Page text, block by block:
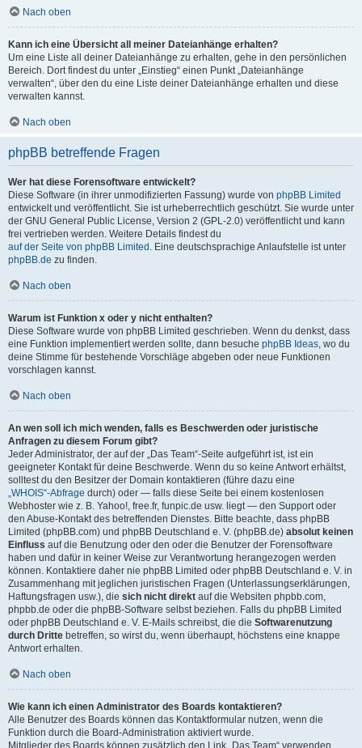
Nach oben
Kann ich eine Übersicht all meiner Dateianhänge erhalten?
Um eine Liste all deiner Dateianhänge zu erhalten, gehe in den persönlichen
Bereich. Dort findest du unter „Einstieg“ einen Punkt „Dateianhänge
verwalten“, über den du eine Liste deiner Dateianhänge erhalten und diese
verwalten kannst.
Nach oben
phpBB betreffende Fragen
Wer hat diese Forensoftware entwickelt?
Diese Software (in ihrer unmodifizierten Fassung) wurde von phpBB Limited
entwickelt und veröffentlicht. Sie ist urheberrechtlich geschützt. Sie wurde unter
der GNU General Public License, Version 2 (GPL-2.0) veröffentlicht und kann
frei vertrieben werden. Weitere Details findest du
auf der Seite von phpBB Limited . Eine deutschsprachige Anlaufstelle ist unter
phpBB.de zu finden.
Nach oben
Warum ist Funktion x oder y nicht enthalten?
Diese Software wurde von phpBB Limited geschrieben. Wenn du denkst, dass
eine Funktion implementiert werden sollte, dann besuche phpBB Ideas, wo du
deine Stimme für bestehende Vorschläge abgeben oder neue Funktionen
vorschlagen kannst.
Nach oben
An wen soll ich mich wenden, falls es Beschwerden oder juristische
Anfragen zu diesem Forum gibt?
Jeder Administrator, der auf der „Das Team“-Seite aufgeführt ist, ist ein
geeigneter Kontakt für deine Beschwerde. Wenn du so keine Antwort erhältst,
solltest du den Besitzer der Domain kontaktieren (führe dazu eine
„WHOIS“-Abfrage durch) oder — falls diese Seite bei einem kostenlosen
Webhoster wie z. B. Yahoo!, free.fr, funpic.de usw. liegt — den Support oder
den Abuse-Kontakt des betreffenden Dienstes. Bitte beachte, dass phpBB
Limited (phpBB.com) und phpBB Deutschland e. V. (phpBB.de) absolut keinen
Einfluss auf die Benutzung oder den oder die Benutzer der Forensoftware
haben und dafür in keiner Weise zur Verantwortung herangezogen werden
können. Kontaktiere daher nie phpBB Limited oder phpBB Deutschland e. V. in
Zusammenhang mit jeglichen juristischen Fragen (Unterlassungserklärungen,
Haftungsfragen usw.), die sich nicht direkt auf die Websiten phpbb.com,
phpbb.de oder die phpBB-Software selbst beziehen. Falls du phpBB Limited
oder phpBB Deutschland e. V. E-Mails schreibst, die die Softwarenutzung
durch Dritte betreffen, so wirst du, wenn überhaupt, höchstens eine knappe
Antwort erhalten.
Nach oben
Wie kann ich einen Administrator des Boards kontaktieren?
Alle Benutzer des Boards können das Kontaktformular nutzen, wenn die
Funktion durch die Board-Administration aktiviert wurde.
Mitglieder des Boards können zusätzlich den Link „Das Team“ verwenden.